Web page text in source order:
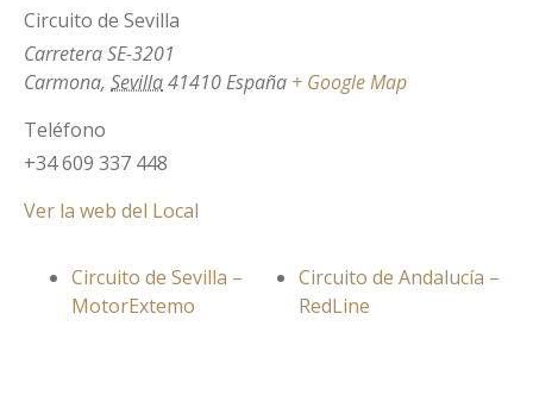
Circuito de Sevilla
Carretera SE-3201
Carmona, Sevilla41410España + Google Map
Teléfono
+34 609 337 448
Ver la web del Local
Circuito de Sevilla –
MotorExtemo
Circuito de Andalucía –
RedLine